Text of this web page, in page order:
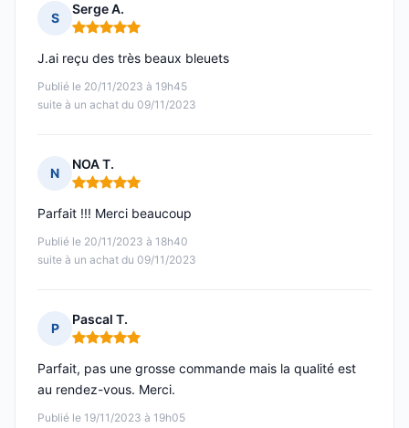
S
Serge A.
Note : 5 sur 5
Publié le 20/11/2023 à 19h45
suite à un achat du 09/11/2023
J.ai reçu des très beaux bleuets
N
NOA T.
Note : 5 sur 5
Publié le 20/11/2023 à 18h40
suite à un achat du 09/11/2023
Parfait !!! Merci beaucoup
P
Pascal T.
Note : 5 sur 5
Publié le 19/11/2023 à 19h05
Parfait, pas une grosse commande mais la qualité est
au rendez-vous. Merci.